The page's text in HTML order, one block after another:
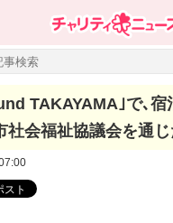
TAKAYAMA｣で､宿
社会福祉協議会を通